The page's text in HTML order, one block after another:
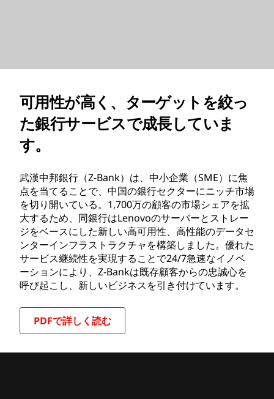
可用性が高く、ターゲットを絞っ
た銀行サービスで成長していま
す。
武漢中邦銀行（Z-Bank）は、中小企業（SME）に焦
点を当てることで、中国の銀行セクターにニッチ市場
を切り開いている。1,700万の顧客の市場シェアを拡
大するため、同銀行はLenovoのサーバーとストレー
ジをベースにした新しい高可用性、高性能のデータセ
ンターインフラストラクチャを構築しました。優れた
サービス継続性を実現することで24/7急速なイノベ
ーションにより、Z-Bankは既存顧客からの忠誠心を
呼び起こし、新しいビジネスを引き付けています。
PDFで詳しく読む